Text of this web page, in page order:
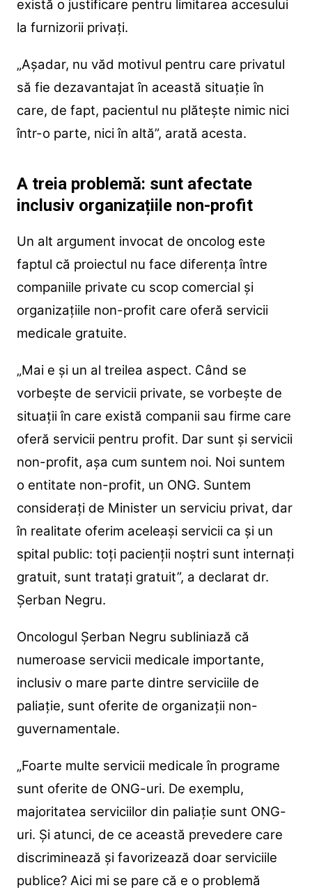
există o justificare pentru limitarea accesului
la furnizorii privați.
„Așadar, nu văd motivul pentru care privatul
să fie dezavantajat în această situație în
care, de fapt, pacientul nu plătește nimic nici
într-o parte, nici în altă”, arată acesta.
A treia problemă: sunt afectate
inclusiv organizațiile non-profit
Un alt argument invocat de oncolog este
faptul că proiectul nu face diferența între
companiile private cu scop comercial și
organizațiile non-profit care oferă servicii
medicale gratuite.
„Mai e și un al treilea aspect. Când se
vorbește de servicii private, se vorbește de
situații în care există companii sau firme care
oferă servicii pentru profit. Dar sunt și servicii
non-profit, așa cum suntem noi. Noi suntem
o entitate non-profit, un ONG. Suntem
considerați de Minister un serviciu privat, dar
în realitate oferim aceleași servicii ca și un
spital public: toți pacienții noștri sunt internați
gratuit, sunt tratați gratuit”, a declarat dr.
Șerban Negru.
Oncologul Șerban Negru subliniază că
numeroase servicii medicale importante,
inclusiv o mare parte dintre serviciile de
paliație, sunt oferite de organizații non-
guvernamentale.
„Foarte multe servicii medicale în programe
sunt oferite de ONG-uri. De exemplu,
majoritatea serviciilor din paliație sunt ONG-
uri. Și atunci, de ce această prevedere care
discriminează și favorizează doar serviciile
publice? Aici mi se pare că e o problemă